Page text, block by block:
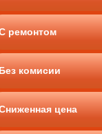
ремонтом
Без комисии
цена